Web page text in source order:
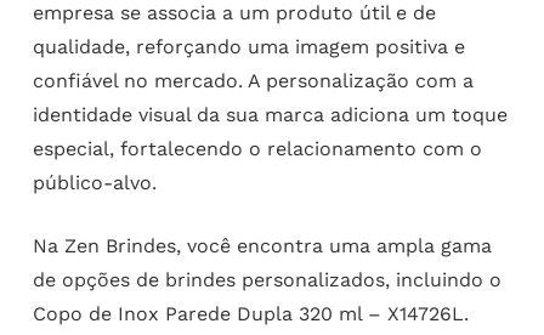
empresa se associa a um produto útil e de
qualidade, reforçando uma imagem positiva e
confiável no mercado. A personalização com a
identidade visual da sua marca adiciona um toque
especial, fortalecendo o relacionamento com o
público-alvo.
Na Zen Brindes, você encontra uma ampla gama
de opções de brindes personalizados, incluindo o
Copo de Inox Parede Dupla 320 ml – X14726L.